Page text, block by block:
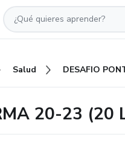
Salud
20-23 (20